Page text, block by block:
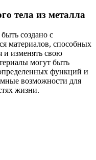
тела из металла
создано с
материалов, способных
и изменять свою
могут быть
функций и
возможности для
жизни.